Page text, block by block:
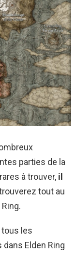
parties de la
à trouver, il
tout au
les
Elden Ring